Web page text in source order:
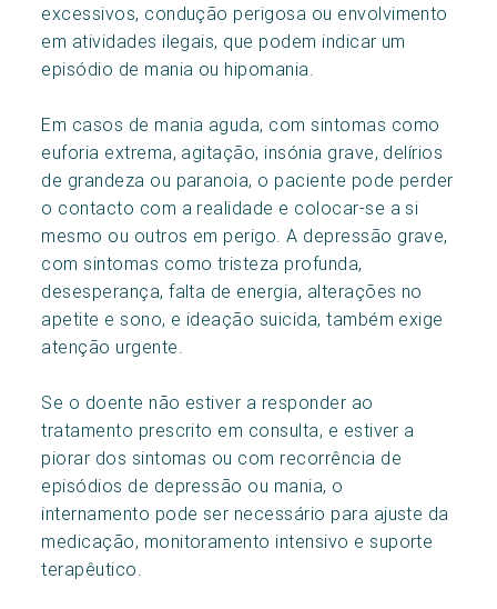
excessivos, condução perigosa ou envolvimento
em atividades ilegais, que podem indicar um
episódio de mania ou hipomania.
Em casos de mania aguda, com sintomas como
euforia extrema, agitação, insónia grave, delírios
de grandeza ou paranoia, o paciente pode perder
o contacto com a realidade e colocar-se a si
mesmo ou outros em perigo. A depressão grave,
com sintomas como tristeza profunda,
desesperança, falta de energia, alterações no
apetite e sono, e ideação suicida, também exige
atenção urgente.
Se o doente não estiver a responder ao
tratamento prescrito em consulta, e estiver a
piorar dos sintomas ou com recorrência de
episódios de depressão ou mania, o
internamento pode ser necessário para ajuste da
medicação, monitoramento intensivo e suporte
terapêutico.